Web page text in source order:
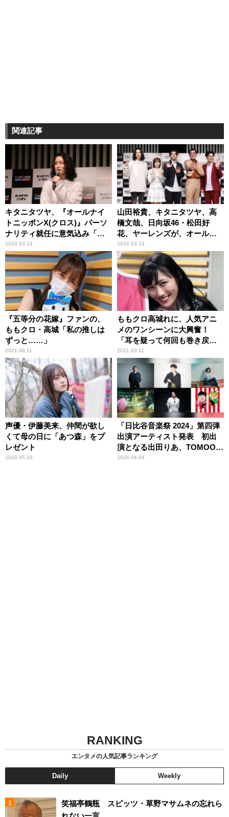
関連記事
キタニタツヤ、『オールナイ
トニッポンX(クロス)』パーソ
ナリティ就任に意気込み「生
活の一部になれたら」
2024.03.14
山田裕貴、キタニタツヤ、高
橋文哉、日向坂46・松田好
花、ヤーレンズが、オールナ
イトニッポン新パーソナリテ
ィに決定！
2024.03.14
『五等分の花嫁』ファンの、
ももクロ・高城「私の推しは
ずっと……」
2021.08.11
ももクロ高城れに、人気アニ
メのワンシーンに大興奮！
「耳を疑って何回も巻き戻し
ました」
2021.03.11
声優・伊藤美来、仲間が欲し
くて母の日に「あつ森」をプ
レゼント
2020.05.28
「⽇⽐⾕⾳楽祭 2024」第四弾
出演アーティスト発表 初出
演となる出⽥りあ、TOMOO
ら、新たに6組の豪華アーティ
2024.04.04
RANKING
エンタメの人気記事ランキング
Daily Weekly
笑福亭鶴瓶 スピッツ・草野マサムネの忘れら